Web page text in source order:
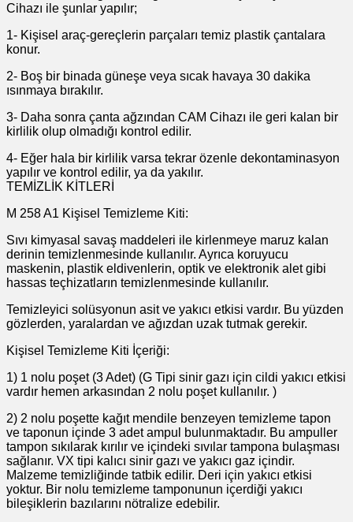
Cihazı ile şunlar yapılır;
1- Kişisel araç-gereçlerin parçaları temiz plastik çantalara
konur.
2- Boş bir binada güneşe veya sıcak havaya 30 dakika
ısınmaya bırakılır.
3- Daha sonra çanta ağzından CAM Cihazı ile geri kalan bir
kirlilik olup olmadığı kontrol edilir.
4- Eğer hala bir kirlilik varsa tekrar özenle dekontaminasyon
yapılır ve kontrol edilir, ya da yakılır.
TEMİZLİK KİTLERİ
M 258 A1 Kişisel Temizleme Kiti:
Sıvı kimyasal savaş maddeleri ile kirlenmeye maruz kalan
derinin temizlenmesinde kullanılır. Ayrıca koruyucu
maskenin, plastik eldivenlerin, optik ve elektronik alet gibi
hassas teçhizatların temizlenmesinde kullanılır.
Temizleyici solüsyonun asit ve yakıcı etkisi vardır. Bu yüzden
gözlerden, yaralardan ve ağızdan uzak tutmak gerekir.
Kişisel Temizleme Kiti İçeriği:
1) 1 nolu poşet (3 Adet) (G Tipi sinir gazı için cildi yakıcı etkisi
vardır hemen arkasından 2 nolu poşet kullanılır. )
2) 2 nolu poşette kağıt mendile benzeyen temizleme tapon
ve taponun içinde 3 adet ampul bulunmaktadır. Bu ampuller
tampon sıkılarak kırılır ve içindeki sıvılar tampona bulaşması
sağlanır. VX tipi kalıcı sinir gazı ve yakıcı gaz içindir.
Malzeme temizliğinde tatbik edilir. Deri için yakıcı etkisi
yoktur. Bir nolu temizleme tamponunun içerdiği yakıcı
bileşiklerin bazılarını nötralize edebilir.